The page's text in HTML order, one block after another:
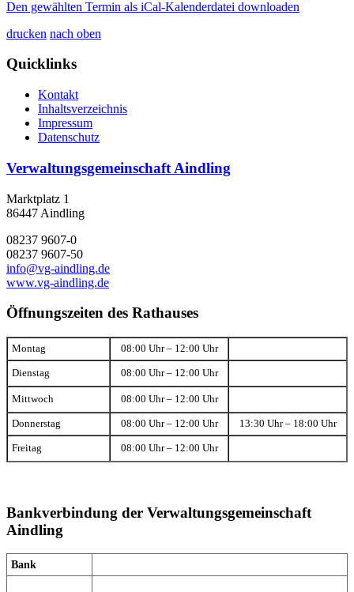
Den gewählten Termin als iCal-Kalenderdatei downloaden
drucken nach oben
Quicklinks
Kontakt
Inhaltsverzeichnis
Impressum
Datenschutz
Verwaltungsgemeinschaft Aindling
Marktplatz 1
86447 Aindling
08237 9607-0
08237 9607-50
info@vg-aindling.de
www.vg-aindling.de
Öffnungszeiten des Rathauses
Montag 08:00 Uhr – 12:00 Uhr
Dienstag 08:00 Uhr – 12:00 Uhr
Mittwoch 08:00 Uhr – 12:00 Uhr
Donnerstag 08:00 Uhr – 12:00 Uhr 13:30 Uhr – 18:00 Uhr
Freitag 08:00 Uhr – 12:00 Uhr
Bankverbindung der Verwaltungsgemeinschaft
Aindling
Bank